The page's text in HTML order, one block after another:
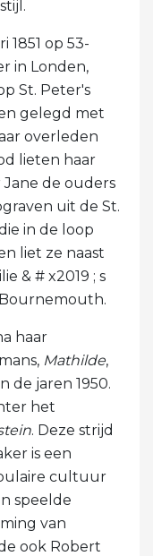
1851 op 53-
in Londen,
St. Peter's
gelegd met
overleden
lieten haar
de ouders
uit de St.
in de loop
liet ze naast
& # x2019 ; s
Bournemouth.
haar
Mathilde,
de jaren 1950.
het
. Deze strijd
is een
cultuur
speelde
van
ook Robert